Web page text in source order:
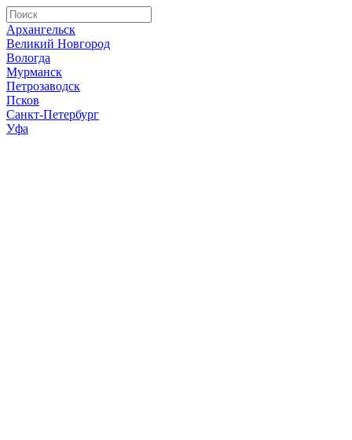
Архангельск
Великий Новгород
Вологда
Мурманск
Петрозаводск
Псков
Санкт-Петербург
Уфа